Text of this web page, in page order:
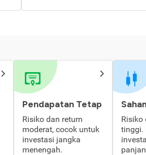
Pendapatan Tetap
Risiko dan return
moderat, cocok untuk
investasi jangka
menengah.
Risiko
tinggi.